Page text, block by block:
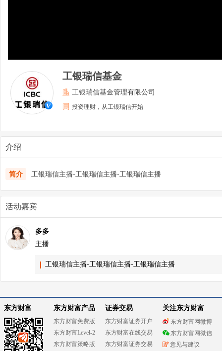
工银瑞信基金
工银瑞信基金管理有限公司
投资理财，从工银瑞信开始
介绍
简介 工银瑞信主播-工银瑞信主播-工银瑞信主播
活动嘉宾
多多
主播
工银瑞信主播-工银瑞信主播-工银瑞信主播
东方财富 东方财富产品
东方财富免费版
东方财富Level-2
东方财富策略版
证券交易
东方财富证券开户
东方财富在线交易
东方财富证券交易
关注东方财富
东方财富网微博
东方财富网微信
意见与建议